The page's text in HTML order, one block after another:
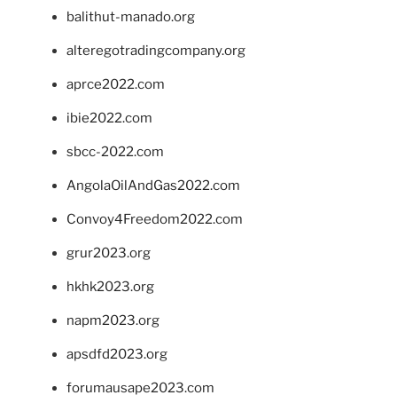
balithut-manado.org
alteregotradingcompany.org
aprce2022.com
ibie2022.com
sbcc-2022.com
AngolaOilAndGas2022.com
Convoy4Freedom2022.com
grur2023.org
hkhk2023.org
napm2023.org
apsdfd2023.org
forumausape2023.com